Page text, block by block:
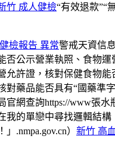
竹 成人健檢“有效退款”“
檢報告 異常警戒天資信
否公示營業執照、食物運
允許證，核對保健食物能
對藥品能否具有“國藥準
官網查詢https://www張水
我的單戀中尋找邏輯結構
.nmpa.gov.cn） 新竹 高